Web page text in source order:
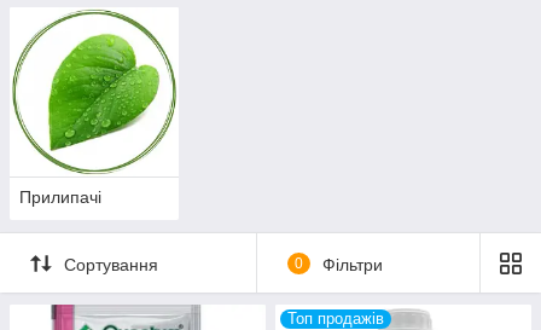
Прилипачі захищають рослину від прямих сонячних променів
і заморозків, завдяки захисній плівці. Також, вони підсилюють
проникнення пестицидів і покращують ефективність
біопрепаратів. Завдяки цьому рослини ростуть швидко і
успішно.
У нашому інтернет-магазині "Grow Global" представлений
великий вибір надійних прилипачів, які не містять негативних
хімічних речовин. Ми працюємо тільки з якісними
Прилипачі
Сортування 0 Фільтри
Топ продажів